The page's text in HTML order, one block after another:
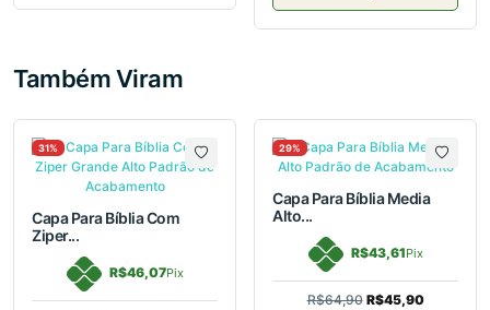
Também Viram
31%
Capa Para Bíblia Com
Ziper...
R$46,07Pix
29%
Capa Para Bíblia Media
Alto...
R$43,61Pix
R$64,90 R$45,90